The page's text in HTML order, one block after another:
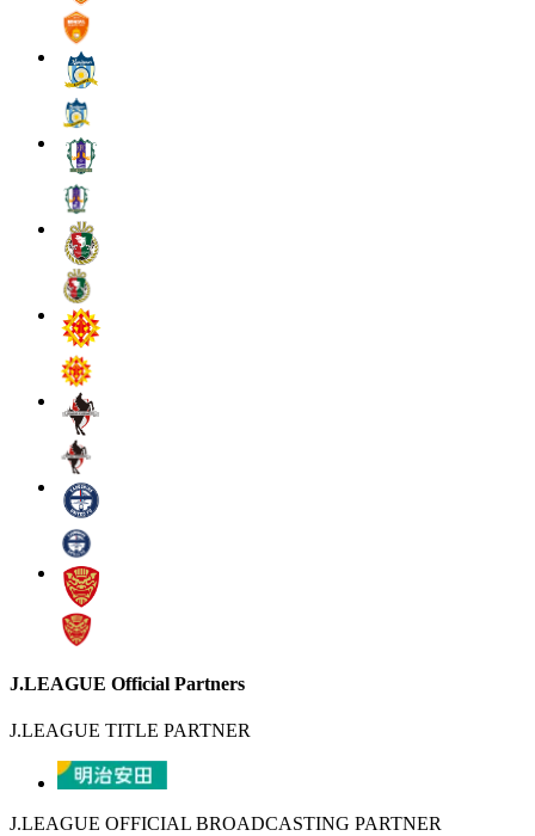
J.LEAGUE Official Partners
J.LEAGUE TITLE PARTNER
J.LEAGUE OFFICIAL BROADCASTING PARTNER